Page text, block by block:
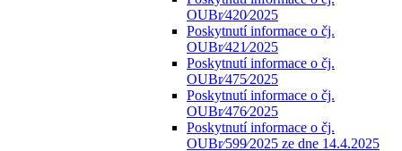
OUBr⁄420⁄2025
Poskytnutí informace o čj.
OUBr⁄421⁄2025
Poskytnutí informace o čj.
OUBr⁄475⁄2025
Poskytnutí informace o čj.
OUBr⁄476⁄2025
Poskytnutí informace o čj.
OUBr⁄599⁄2025 ze dne 14.4.2025